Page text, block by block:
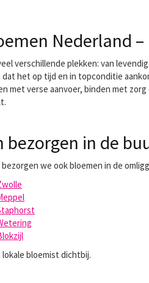
Nederland
verschillende plekken: van
het op tijd en in topconditie
met verse aanvoer, binden met
bezorgen in de
we ook bloemen in de
bloemist dichtbij.